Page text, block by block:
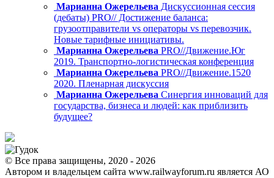
Марианна Ожерельева Дискуссионная сессия
(дебаты) PRO// Достижение баланса:
грузоотправители vs операторы vs перевозчик.
Новые тарифные инициативы.
Марианна Ожерельева PRO//Движение.Юг
2019. Транспортно-логистическая конференция
Марианна Ожерельева PRO//Движение.1520
2020. Пленарная дискуссия
Марианна Ожерельева Синергия инноваций для
государства, бизнеса и людей: как приблизить
будущее?
© Все права защищены, 2020 - 2026
Автором и владельцем сайта www.railwayforum.ru является АО